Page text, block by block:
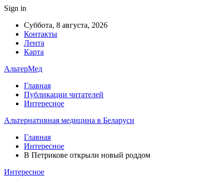
Sign in
Суббота, 8 августа, 2026
Контакты
Лента
Карта
АльтерМед
Главная
Публикации читателей
Интересное
Альтернативная медицина в Беларуси
Главная
Интересное
В Петрикове открыли новый роддом
Интересное